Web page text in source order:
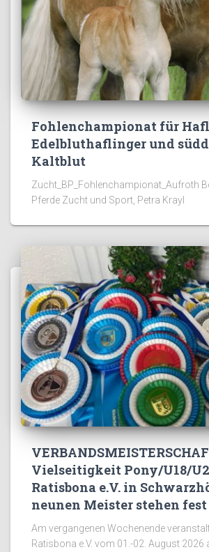
Fohlenchampionat für
Edelbluthaflinger und
Kaltblut
Zucht_BP_Fohlenchampionat_Aufroth
Pferde Zucht und Sport, Petra Krayl
Vielseitigkeit Pony/U18/
Ratisbona e.V. in
neunen Meister stehen fest
Am vergangenen Wochenende
Ratisbona e.V. vom 01.-02. August 2026